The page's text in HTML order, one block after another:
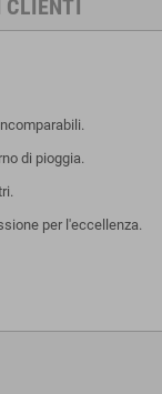
CLIENTI
di pioggia.
per l'eccellenza.